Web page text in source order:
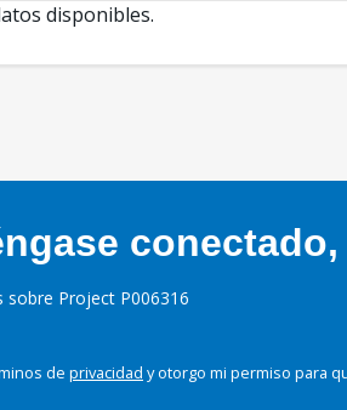
disponibles.
sobre Project P006316
de privacidad y otorgo mi permiso para